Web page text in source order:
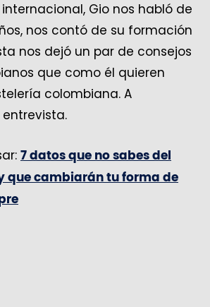
Gio nos habló de
nos contó de su formación
nos dejó un par de consejos
que como él quieren
colombiana. A
7 datos que no sabes del
que cambiarán tu forma de